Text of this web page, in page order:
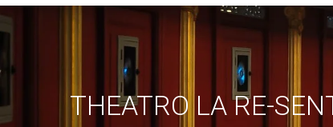
THEATRO LA RE-